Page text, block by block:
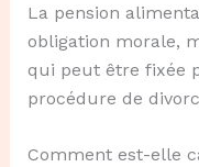
La pension
obligation morale,
qui peut être fixée
procédure de
Comment est-elle